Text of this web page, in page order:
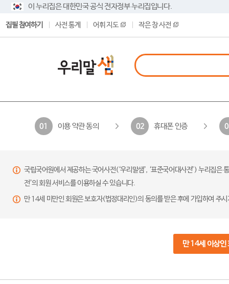
이 누리집은 대한민국 공식 전자정부 누리집입니다.
집필 참여하기 사전 통계 어휘 지도 작은 창 사전
01 이용 약관 동의 02 휴대폰 인증
국립국어원에서 제공하는 국어사전(‘우리말샘’, ‘표준국어대사전’) 누리집
전’의 회원 서비스를 이용하실 수 있습니다.
만 14세 미만인 회원은 보호자(법정대리인)의 동의를 받은 후에 가입하여 주
만 14세 이상인